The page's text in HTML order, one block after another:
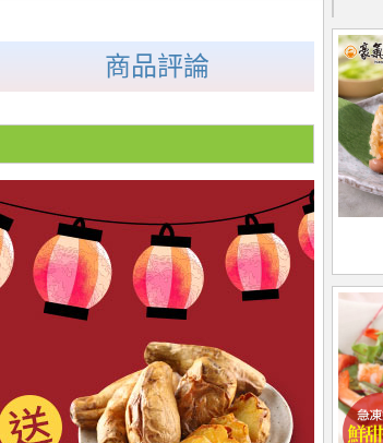
商品評論